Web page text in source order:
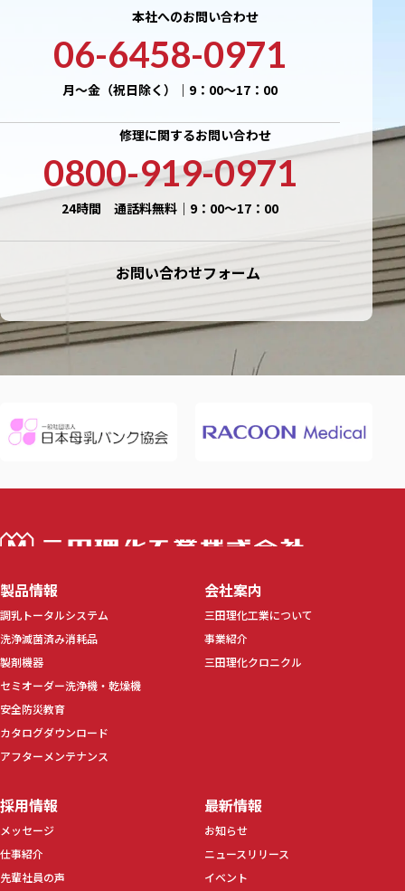
本社へのお問い合わせ
06-6458-0971
月〜金（祝日除く）｜9：00〜17：00
修理に関するお問い合わせ
0800-919-0971
24時間 通話料無料｜9：00〜17：00
お問い合わせフォーム
製品情報
調乳トータルシステム
洗浄滅菌済み消耗品
製剤機器
セミオーダー洗浄機・乾燥機
安全防災教育
カタログダウンロード
アフターメンテナンス
会社案内
三田理化工業について
事業紹介
三田理化クロニクル
採用情報
メッセージ
仕事紹介
先輩社員の声
最新情報
お知らせ
ニュースリリース
イベント